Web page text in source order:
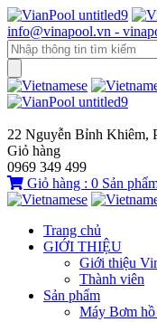
info@vinapool.vn -
22 Nguyễn Bỉnh Khiêm,
Giỏ hàng
0969 349 499
Giỏ hàng : 0 Sản
Trang chủ
GIỚI THIỆU
Giới thiệu
Thành viên
Sản phẩm
Máy Bơm